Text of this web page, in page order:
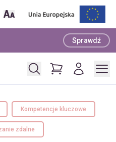
Sprawdź
Kompetencje kluczowe
zdalne